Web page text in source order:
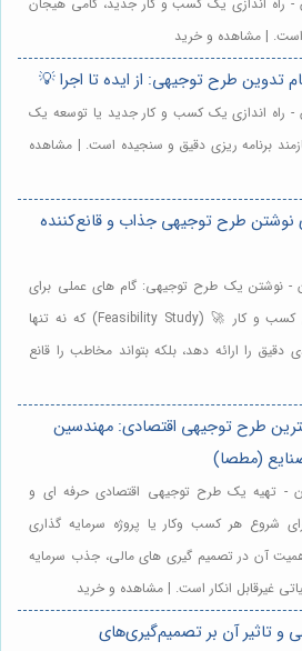
- راه اندازی یک کسب و کار جدید، گامی هیجان
است. | مشاهده و خرید
تدوین طرح توجیهی: از ایده تا اجرا 💡
- راه اندازی یک کسب و کار جدید یا توسعه یک
برنامه ریزی دقیق و سنجیده است. | مشاهده
نوشتن طرح توجیهی جذاب و قانع‌کننده
- نوشتن یک طرح توجیهی: گام های عملی برای
موفقیت در راه اندازی کسب و کار 🚀 (Feasibility Study) که نه تنها
دقیق را ارائه دهد، بلکه بتواند مخاطب را قانع
طرح توجیهی اقتصادی: مهندسین
(مطصا)
- تهیه یک طرح توجیهی اقتصادی حرفه ای و
شروع هر کسب وکار یا پروژه سرمایه گذاری
آن در تصمیم گیری های مالی، جذب سرمایه
غیرقابل انکار است. | مشاهده و خرید
و تاثیر آن بر تصمیم‌گیری‌های